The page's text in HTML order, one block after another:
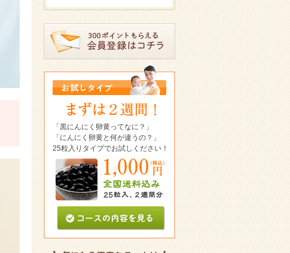
「黒にんにく卵黄ってなに？」
「にんにく卵黄と何が違うの？」
25粒入りタイプでお試しください！